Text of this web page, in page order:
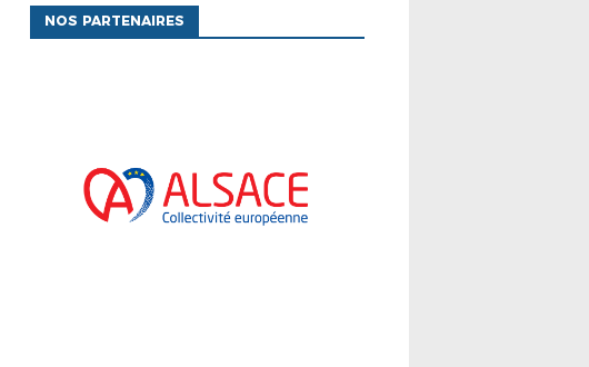
NOS PARTENAIRES